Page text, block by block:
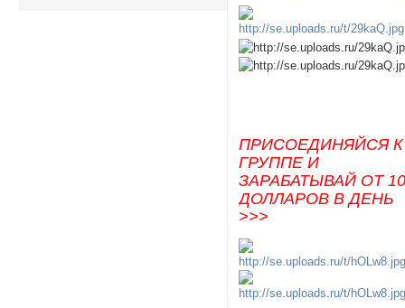
ПРИСОЕДИНЯЙСЯ К
ГРУППЕ И
ЗАРАБАТЫВАЙ ОТ
ДОЛЛАРОВ В ДЕНЬ
>>>